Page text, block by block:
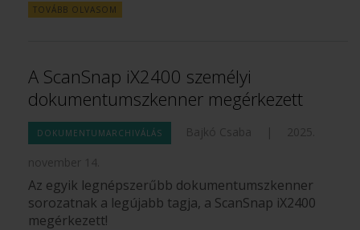
TOVÁBB OLVASOM
A ScanSnap iX2400 személyi
dokumentumszkenner megérkezett
DOKUMENTUMARCHIVÁLÁS Bajkó Csaba |
2025.
november 14.
Az egyik legnépszerűbb dokumentumszkenner
sorozatnak a legújabb tagja, a ScanSnap iX2400
megérkezett!